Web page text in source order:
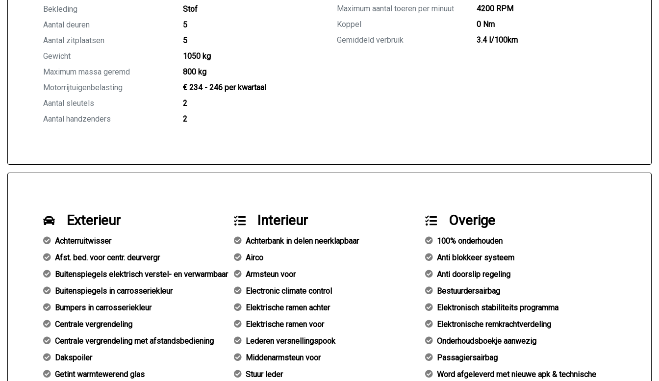
Bekleding
Stof
Aantal deuren
5
Aantal zitplaatsen
5
Gewicht
1050 kg
Maximum massa geremd
800 kg
Motorrijtuigenbelasting
€ 234 - 246 per kwartaal
Aantal sleutels
2
Aantal handzenders
2
Maximum aantal toeren per minuut
4200 RPM
Koppel
0 Nm
Gemiddeld verbruik
3.4 l/100km
Exterieur
Achterruitwisser
Afst. bed. voor centr. deurvergr
Buitenspiegels elektrisch verstel- en verwarmbaar
Buitenspiegels in carrosseriekleur
Bumpers in carrosseriekleur
Centrale vergrendeling
Centrale vergrendeling met afstandsbediening
Dakspoiler
Getint warmtewerend glas
Interieur
Achterbank in delen neerklapbaar
Airco
Armsteun voor
Electronic climate control
Elektrische ramen achter
Elektrische ramen voor
Lederen versnellingspook
Middenarmsteun voor
Stuur leder
Overige
100% onderhouden
Anti blokkeer systeem
Anti doorslip regeling
Bestuurdersairbag
Elektronisch stabiliteits programma
Elektronische remkrachtverdeling
Onderhoudsboekje aanwezig
Passagiersairbag
Word afgeleverd met nieuwe apk & technische